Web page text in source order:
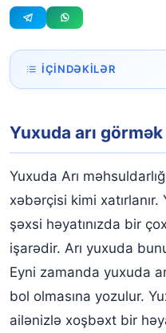
İÇINDƏKILƏR
Yuxuda arı pətəyi görmək
Yuxuda böyük arı görmək
Yuxuda arı tərəfindən
Yuxuda bal arısı görmək
Yuxuda eşşək arısı görmək
Yuxuda arı
Yuxuda Arı
xəbərçisi kimi
şəxsi həyatınızda bir
işarədir. Arı yuxuda
Eyni zamanda yuxuda
bol olmasına yozulur.
ailənizlə xoşbəxt bir